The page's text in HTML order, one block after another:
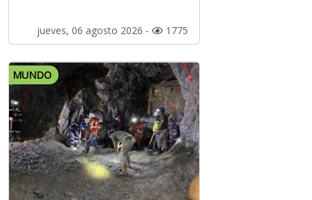
jueves, 06 agosto 2026 - 1775
MUNDO